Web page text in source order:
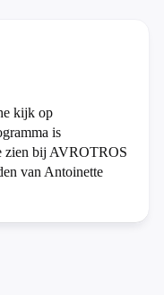
kijk op
is
zien bij AVROTROS
van Antoinette